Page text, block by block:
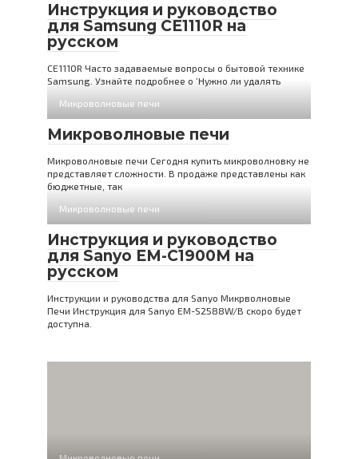
Инструкция и руководство
для Samsung CE1110R на
русском
CE1110R Часто задаваемые вопросы о бытовой технике
Samsung. Узнайте подробнее о ‘Нужно ли удалять
Микроволновые печи
Микроволновые печи
Микроволновые печи Сегодня купить микроволновку не
представляет сложности. В продаже представлены как
бюджетные, так
Микроволновые печи
Инструкция и руководство
для Sanyo EM-C1900M на
русском
Инструкции и руководства для Sanyo Микрволновые
Печи Инструкция для Sanyo EM-S2588W/B скоро будет
доступна.